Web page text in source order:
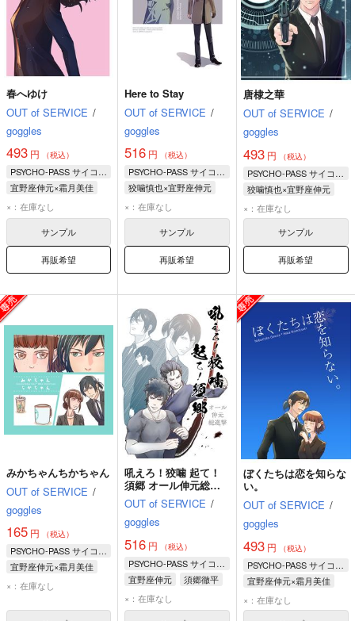
春へゆけ
OUT of SERVICE /
goggles
493 円 （税込）
PSYCHO-PASS サイコパス
宜野座伸元×霜月美佳
宜野座伸元
×：在庫なし
サンプル
再販希望
Here to Stay
OUT of SERVICE /
goggles
516 円 （税込）
PSYCHO-PASS サイコパス
狡噛慎也×宜野座伸元
狡噛慎也
×：在庫なし
サンプル
再販希望
唐棣之華
OUT of SERVICE /
goggles
493円 （税込）
PSYCHO-PASS サイコパス
狡噛慎也×宜野座伸元
狡噛慎也
×：在庫なし
サンプル
再販希望
みかちゃんちかちゃん
OUT of SERVICE /
goggles
165 円 （税込）
PSYCHO-PASS サイコパス
宜野座伸元×霜月美佳
宜野座伸元
×：在庫なし
吼えろ！狡噛 起て！
須郷 オール伸元総進
撃
OUT of SERVICE /
goggles
516 円 （税込）
PSYCHO-PASS サイコパス
宜野座伸元
須郷徹平
狡噛慎也
×：在庫なし
ぼくたちは恋を知らな
い。
OUT of SERVICE /
goggles
493円 （税込）
PSYCHO-PASS サイコパス
宜野座伸元×霜月美佳
宜野座伸元
×：在庫なし